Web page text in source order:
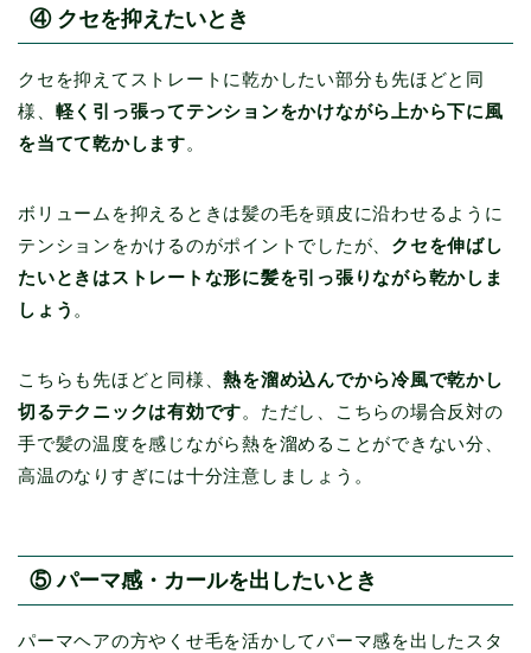
④ クセを抑えたいとき
クセを抑えてストレートに乾かしたい部分も先ほどと同
様、 軽く引っ張ってテンションをかけながら上から下に風
を当てて乾かします。
ボリュームを抑えるときは髪の毛を頭皮に沿わせるように
テンションをかけるのがポイントでしたが、 クセを伸ばし
たいときはストレートな形に髪を引っ張りながら乾かしま
しょう 。
こちらも先ほどと同様、熱を溜め込んでから冷風で乾かし
切るテクニックは有効です。ただし、こちらの場合反対の
手で髪の温度を感じながら熱を溜めることができない分、
高温のなりすぎには十分注意しましょう。
⑤ パーマ感・カールを出したいとき
パーマヘアの方やくせ毛を活かしてパーマ感を出したスタ